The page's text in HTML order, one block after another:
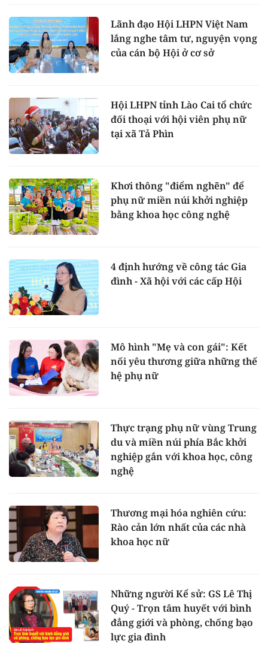
Lãnh đạo Hội LHPN Việt Nam
lắng nghe tâm tư, nguyện vọng
của cán bộ Hội ở cơ sở
Hội LHPN tỉnh Lào Cai tổ chức
đối thoại với hội viên phụ nữ
tại xã Tả Phìn
Khơi thông "điểm nghẽn" để
phụ nữ miền núi khởi nghiệp
bằng khoa học công nghệ
4 định hướng về công tác Gia
đình - Xã hội với các cấp Hội
Mô hình "Mẹ và con gái": Kết
nối yêu thương giữa những thế
hệ phụ nữ
Thực trạng phụ nữ vùng Trung
du và miền núi phía Bắc khởi
nghiệp gắn với khoa học, công
nghệ
Thương mại hóa nghiên cứu:
Rào cản lớn nhất của các nhà
khoa học nữ
Những người Kể sử: GS Lê Thị
Quý - Trọn tâm huyết với bình
đẳng giới và phòng, chống bạo
lực gia đình